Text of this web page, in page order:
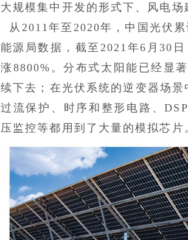
大规模集中开发的形式下、风电场
从2011年至2020年，中国光伏
能源局数据，截至2021年6月30
涨8800%。分布式太阳能已经显
续下去；在光伏系统的逆变器场
过流保护、时序和整形电路、
压监控等都用到了大量的模拟芯片